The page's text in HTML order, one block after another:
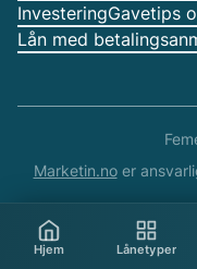
InvesteringGavetips
Lån med
Marketin.noer
Hjem Lånetyper